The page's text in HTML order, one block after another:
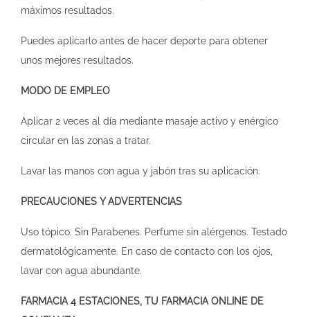
máximos resultados.
Puedes aplicarlo antes de hacer deporte para obtener
unos mejores resultados.
MODO DE EMPLEO
Aplicar 2 veces al día mediante masaje activo y enérgico
circular en las zonas a tratar.
Lavar las manos con agua y jabón tras su aplicación.
PRECAUCIONES Y ADVERTENCIAS
Uso tópico. Sin Parabenes. Perfume sin alérgenos. Testado
dermatológicamente. En caso de contacto con los ojos,
lavar con agua abundante.
FARMACIA 4 ESTACIONES, TU FARMACIA ONLINE DE